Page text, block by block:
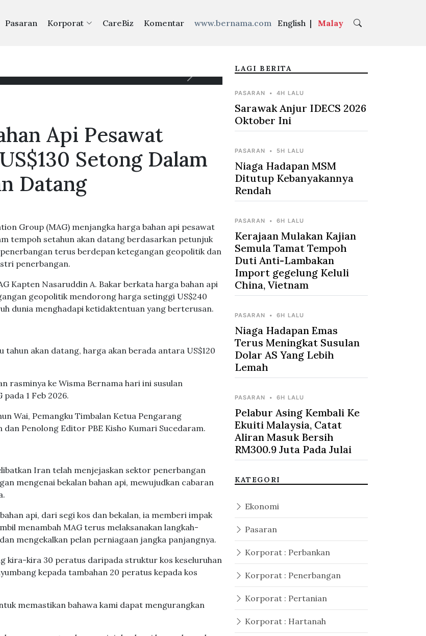
Pasaran Korporat CareBiz Komentar www.bernama.com English | Malay
Api Pesawat
Setong Dalam
Datang
Group (MAG) menjangka harga bahan api pesawat
tempoh setahun akan datang berdasarkan petunjuk
terus berdepan ketegangan geopolitik dan
penerbangan.
Kapten Nasaruddin A. Bakar berkata harga bahan api
geopolitik mendorong harga setinggi US$240
dunia menghadapi ketidaktentuan yang berterusan.
akan datang, harga akan berada antara US$120
rasminya ke Wisma Bernama hari ini susulan
1 Feb 2026.
Wai, Pemangku Timbalan Ketua Pengarang
Penolong Editor PBE Kisho Kumari Sucedaram.
Iran telah menjejaskan sektor penerbangan
mengenai bekalan bahan api, mewujudkan cabaran
api, dari segi kos dan bekalan, ia memberi impak
menambah MAG terus melaksanakan langkah-
mengekalkan pelan perniagaan jangka panjangnya.
kira-kira 30 peratus daripada struktur kos keseluruhan
kepada tambahan 20 peratus kepada kos
memastikan bahawa kami dapat mengurangkan
LAGI BERITA
PASARAN • 4H LALU
Sarawak Anjur IDECS 2026
Oktober Ini
PASARAN • 5H LALU
Niaga Hadapan MSM
Ditutup Kebanyakannya
Rendah
PASARAN • 6H LALU
Kerajaan Mulakan Kajian
Semula Tamat Tempoh
Duti Anti-Lambakan
Import gegelung Keluli
China, Vietnam
PASARAN • 6H LALU
Niaga Hadapan Emas
Terus Meningkat Susulan
Dolar AS Yang Lebih
Lemah
PASARAN • 6H LALU
Pelabur Asing Kembali Ke
Ekuiti Malaysia, Catat
Aliran Masuk Bersih
RM300.9 Juta Pada Julai
KATEGORI
Ekonomi
Pasaran
Korporat : Perbankan
Korporat : Penerbangan
Korporat : Pertanian
Korporat : Hartanah